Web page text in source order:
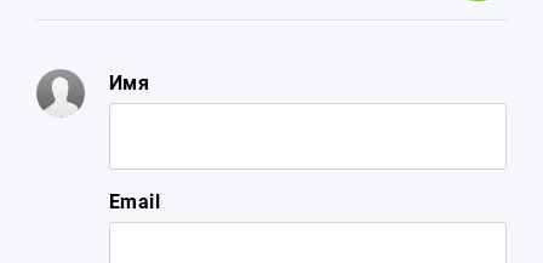
Имя
Email